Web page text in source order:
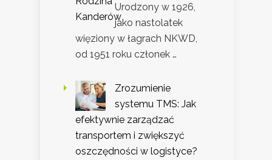
Urodzony w 1926,
jako nastolatek
więziony w łagrach NKWD,
od 1951 roku członek …
Zrozumienie
systemu TMS: Jak
efektywnie zarządzać
transportem i zwiększyć
oszczędności w logistyce?